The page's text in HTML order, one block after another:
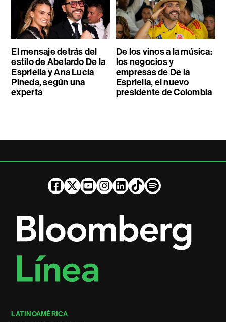
El mensaje detrás del
estilo de Abelardo De la
Espriella y Ana Lucía
Pineda, según una
experta
De los vinos a la música:
los negocios y
empresas de De la
Espriella, el nuevo
presidente de Colombia
LATINOAMÉRICA